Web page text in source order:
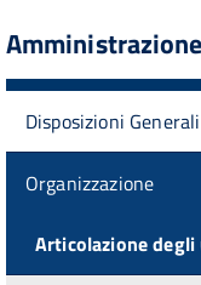
Disposizioni Generali
Organizzazione
Articolazione